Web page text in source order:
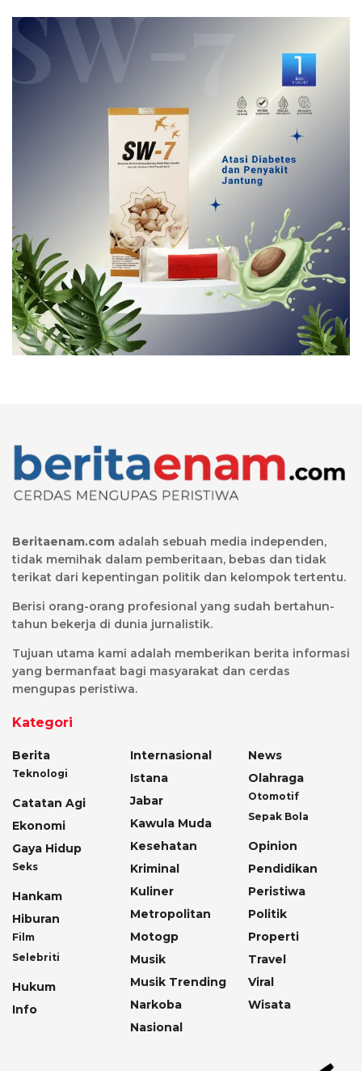
Beritaenam.com adalah sebuah media independen,
tidak memihak dalam pemberitaan, bebas dan tidak
terikat dari kepentingan politik dan kelompok tertentu.
Berisi orang-orang profesional yang sudah bertahun-
tahun bekerja di dunia jurnalistik.
Tujuan utama kami adalah memberikan berita informasi
yang bermanfaat bagi masyarakat dan cerdas
mengupas peristiwa.
Kategori
Berita
Teknologi
Catatan Agi
Ekonomi
Gaya Hidup
Seks
Hankam
Hiburan
Film
Selebriti
Hukum
Info
Internasional
Istana
Jabar
Kawula Muda
Kesehatan
Kriminal
Kuliner
Metropolitan
Motogp
Musik
Musik Trending
Narkoba
Nasional
News
Olahraga
Otomotif
Sepak Bola
Opinion
Pendidikan
Peristiwa
Politik
Properti
Travel
Viral
Wisata